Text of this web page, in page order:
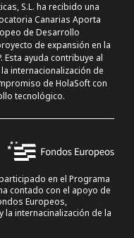
S.L. ha recibido una
Canarias Aporta
de Desarrollo
de expansión en la
Esta ayuda contribuye al
internacionalización de
de HolaSoft con
tecnológico.
en el Programa
contado con el apoyo de
Europeos,
internacinalización de la